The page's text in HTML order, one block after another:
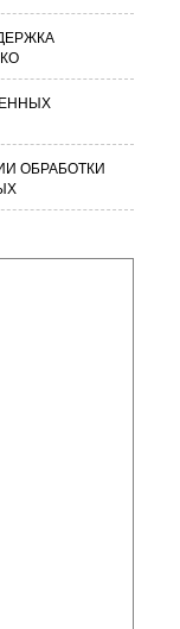
ОБРАБОТКИ